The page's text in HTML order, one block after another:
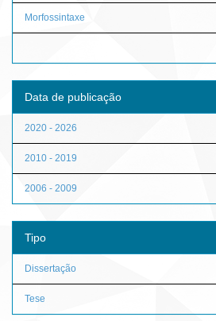
Morfossintaxe
Data de publicação
2020 - 2026
2010 - 2019
2006 - 2009
Tipo
Dissertação
Tese